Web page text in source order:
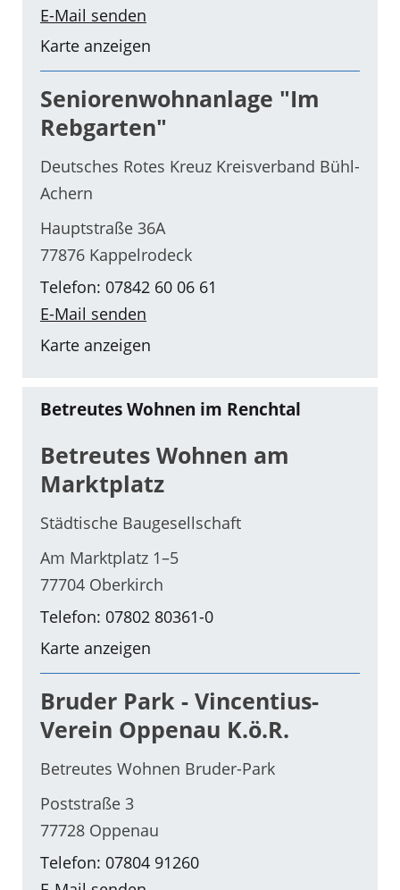
E-Mail senden
Karte anzeigen
Seniorenwohnanlage "Im
Rebgarten"
Deutsches Rotes Kreuz Kreisverband Bühl-
Achern
Hauptstraße 36A
77876 Kappelrodeck
Telefon: 07842 60 06 61
E-Mail senden
Karte anzeigen
Betreutes Wohnen im Renchtal
Betreutes Wohnen am
Marktplatz
Städtische Baugesellschaft
Am Marktplatz 1–5
77704 Oberkirch
Telefon: 07802 80361-0
Karte anzeigen
Bruder Park - Vincentius-
Verein Oppenau K.ö.R.
Betreutes Wohnen Bruder-Park
Poststraße 3
77728 Oppenau
Telefon: 07804 91260